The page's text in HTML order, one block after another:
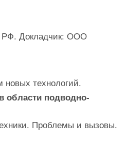
РФ. Докладчик: ООО
новых технологий.
области подводно-
Проблемы и вызовы.